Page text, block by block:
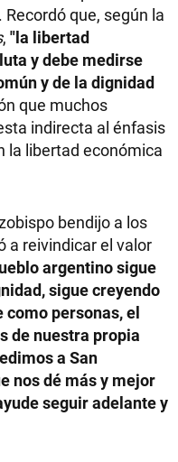
que, según la
, "la libertad
y debe medirse
y de la dignidad
que muchos
indirecta al énfasis
la libertad económica
bendijo a los
a reivindicar el valor
argentino sigue
sigue creyendo
personas, el
de nuestra propia
a San
nos dé más y mejor
seguir adelante y